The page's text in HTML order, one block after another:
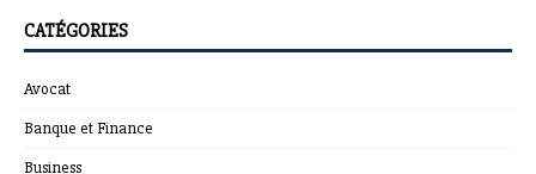
CATÉGORIES
Avocat
Banque et Finance
Business